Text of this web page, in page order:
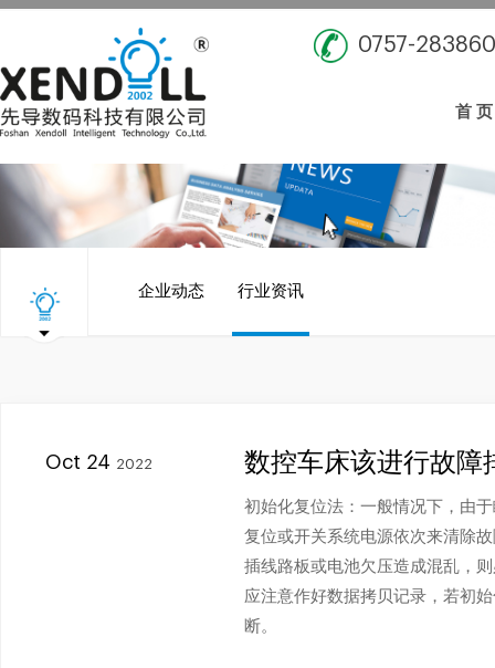
0757-
首 页
企业动态 行业资讯
Oct 24 2022 数控车床该进行故障
初始化复位法：一般情况下，由
复位或开关系统电源依次来清除
插线路板或电池欠压造成混乱，
应注意作好数据拷贝记录，若初
断。